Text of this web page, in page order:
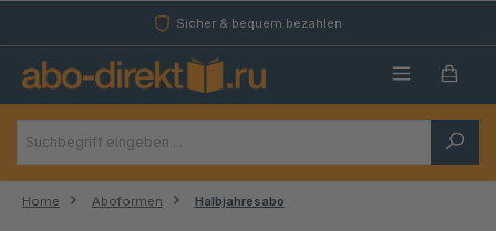
Zum Hauptinhalt springenSicher & bequem bezahlen
Home Aboformen Halbjahresabo